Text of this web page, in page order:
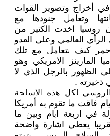
في أخراج وتصوير القوات
وتعامل جنودها مع
روسيا اخذت الكثير من
الرأي العالمي وعلى العدو
كيف يتعامل مع تلك
المارينز الامريكي وهو
الظهور بالرجل الذي لا
ذخيرته .
لكل هذه الاسلحة
فاقت ما تقوم به أمريكا
المتكون من 60 دولة في اربعة ايام وبين ما
يعطي اشارة واضحة